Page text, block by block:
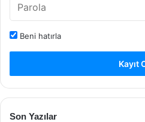
Beni hatırla
Kayıt
Son Yazılar